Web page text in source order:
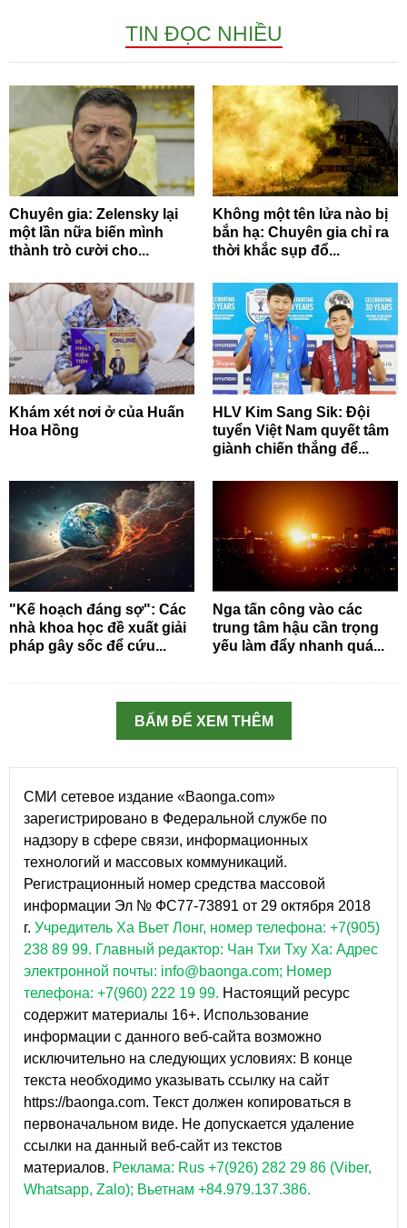
TIN ĐỌC NHIỀU
Chuyên gia: Zelensky lại
một lần nữa biến mình
thành trò cười cho...
Không một tên lửa nào bị
bắn hạ: Chuyên gia chỉ ra
thời khắc sụp đổ...
Khám xét nơi ở của Huấn
Hoa Hồng
HLV Kim Sang Sik: Đội
tuyển Việt Nam quyết tâm
giành chiến thắng để...
"Kế hoạch đáng sợ": Các
nhà khoa học đề xuất giải
pháp gây sốc để cứu...
Nga tấn công vào các
trung tâm hậu cần trọng
yếu làm đẩy nhanh quá...
BẤM ĐỂ XEM THÊM
СМИ сетевое издание «Baonga.com»
зарегистрировано в Федеральной службе по
надзору в сфере связи, информационных
технологий и массовых коммуникаций.
Регистрационный номер средства массовой
информации Эл № ФС77-73891 от 29 октября 2018
г. Учредитель Ха Вьет Лонг, номер телефона: +7(905)
238 89 99. Главный редактор: Чан Тхи Тху Ха: Адрес
электронной почты: info@baonga.com; Номер
телефона: +7(960) 222 19 99. Настоящий ресурс
содержит материалы 16+. Использование
информации с данного веб-сайта возможно
исключительно на следующих условиях: В конце
текста необходимо указывать ссылку на сайт
https://baonga.com. Текст должен копироваться в
первоначальном виде. Не допускается удаление
ссылки на данный веб-сайт из текстов
материалов. Реклама: Rus +7(926) 282 29 86 (Viber,
Whatsapp, Zalo); Вьетнам +84.979.137.386.